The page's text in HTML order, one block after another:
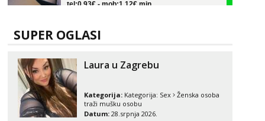
Vanesa
Čekam tvoj poziv!
Tel: 064/677-677 - Kod: #74
tel:0,93€ - mob:1,12€ min
SUPER OGLASI
Laura u Zagrebu
Kategorija: Kategorija: Sex
Ženska osoba
traži mušku osobu
Datum: 28.srpnja 2026.